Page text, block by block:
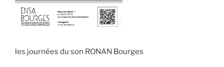
les journées du son RONAN Bourges